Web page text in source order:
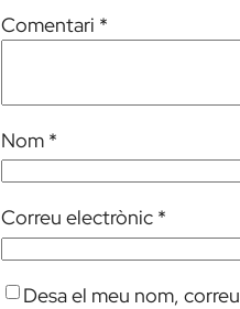
Comentari *
Nom *
Correu electrònic *
Desa el meu nom, correu